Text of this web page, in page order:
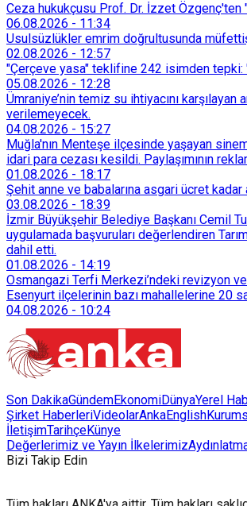
Ceza hukukçusu Prof. Dr. İzzet Özgenç'ten
06.08.2026 - 11:34
Usulsüzlükler emrim doğrultusunda
02.08.2026 - 12:57
"Çerçeve yasa" teklifine 242 isimden tepki:
05.08.2026 - 12:28
Ümraniye’nin temiz su ihtiyacını
verilemeyecek.
04.08.2026 - 15:27
Muğla'nın Menteşe ilçesinde yaşayan
idari para cezası kesildi. Paylaşımının
01.08.2026 - 18:17
Şehit anne ve babalarına asgari ücret kadar
03.08.2026 - 18:39
İzmir Büyükşehir Belediye Başkanı Cemil
uygulamada başvuruları değerlendiren
dahil etti.
01.08.2026 - 14:19
Osmangazi Terfi Merkezi’ndeki revizyon
Esenyurt ilçelerinin bazı mahallelerine 20
04.08.2026 - 10:24
Son DakikaGündemEkonomiDünyaYerel
Şirket HaberleriVideolarAnkaEnglish
İletişimTarihçeKünye
Değerlerimiz ve Yayın İlkelerimiz
Bizi Takip Edin